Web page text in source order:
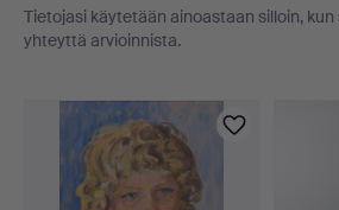
Tietojasi käytetään ainoastaan silloin,
yhteyttä arvioinnista.
Esineet